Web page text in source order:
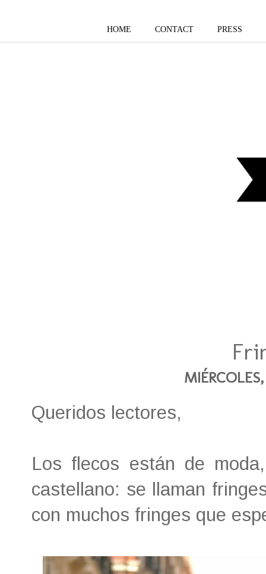
HOME CONTACT PRESS
Queridos lectores,
Los flecos están de
castellano: se llaman
con muchos fringes que